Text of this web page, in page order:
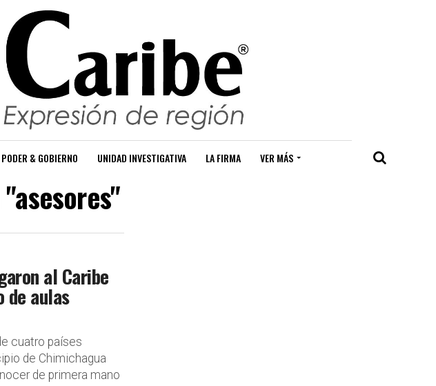
PODER & GOBIERNO UNIDAD INVESTIGATIVA LA FIRMA VER MÁS
al Caribe
de aulas
cuatro países
de Chimichagua
de primera mano